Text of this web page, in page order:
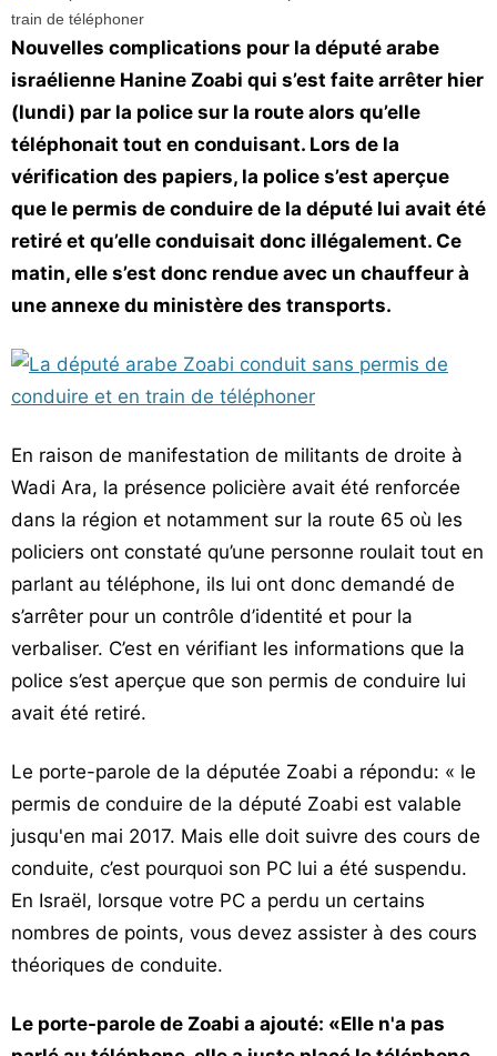
Nouvelles complications pour la député arabe
israélienne Hanine Zoabi qui s’est faite arrêter hier
(lundi) par la police sur la route alors qu’elle
téléphonait tout en conduisant. Lors de la
vérification des papiers, la police s’est aperçue
que le permis de conduire de la député lui avait été
retiré et qu’elle conduisait donc illégalement. Ce
matin, elle s’est donc rendue avec un chauffeur à
une annexe du ministère des transports.
En raison de manifestation de militants de droite à
Wadi Ara, la présence policière avait été renforcée
dans la région et notamment sur la route 65 où les
policiers ont constaté qu’une personne roulait tout en
parlant au téléphone, ils lui ont donc demandé de
s’arrêter pour un contrôle d’identité et pour la
verbaliser. C’est en vérifiant les informations que la
police s’est aperçue que son permis de conduire lui
avait été retiré.
Le porte-parole de la députée Zoabi a répondu: « le
permis de conduire de la député Zoabi est valable
jusqu'en mai 2017. Mais elle doit suivre des cours de
conduite, c’est pourquoi son PC lui a été suspendu.
En Israël, lorsque votre PC a perdu un certains
nombres de points, vous devez assister à des cours
théoriques de conduite.
Le porte-parole de Zoabi a ajouté: «Elle n'a pas